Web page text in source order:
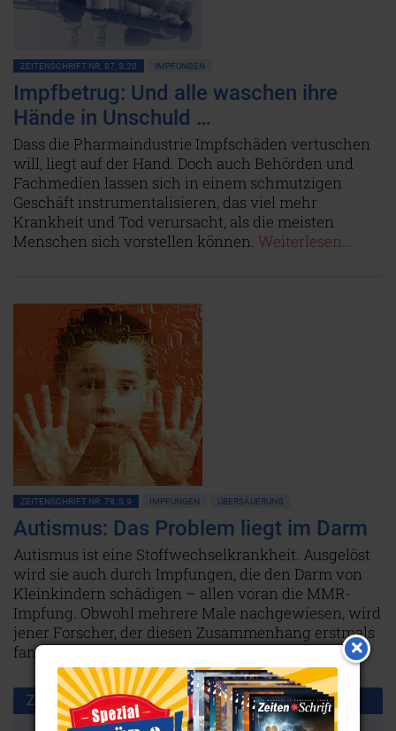
ZEITENSCHRIFT NR. 87, S.20 IMPFUNGEN
Impfbetrug: Und alle waschen ihre
Hände in Unschuld …
Dass die Pharmaindustrie Impfschäden vertuschen
will, liegt auf der Hand. Doch auch Behörden und
Fachmedien lassen sich in einem schmutzigen
Geschäft instrumentalisieren, das viel mehr
Krankheit und Tod verursacht, als die meisten
Menschen sich vorstellen können. Weiterlesen...
ZEITENSCHRIFT NR. 78, S.9 IMPFUNGEN ÜBERSÄUERUNG
Autismus: Das Problem liegt im Darm
Autismus ist eine Stoffwechselkrankheit. Ausgelöst
wird sie auch durch Impfungen, die den Darm von
Kleinkindern schädigen – allen voran die MMR-
Impfung. Obwohl mehrere Male nachgewiesen, wird
jener Forscher, der diesen Zusammenhang erstmals
fand, bis heute massiv verfolgt.Weiterlesen...
Zusammen benutzt mit: